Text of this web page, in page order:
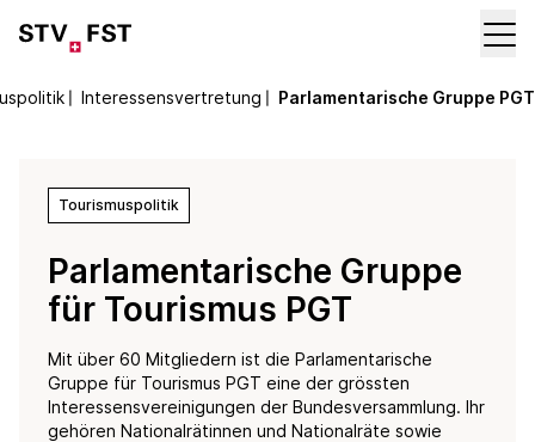
〡 Interessensvertretung〡 Parlamentarische Gruppe PGT
Tourismuspolitik
Parlamentarische Gruppe
für Tourismus PGT
Mit über 60 Mitgliedern ist die Parlamentarische
Gruppe für Tourismus PGT eine der grössten
Interessensvereinigungen der Bundesversammlung. Ihr
gehören Nationalrätinnen und Nationalräte sowie